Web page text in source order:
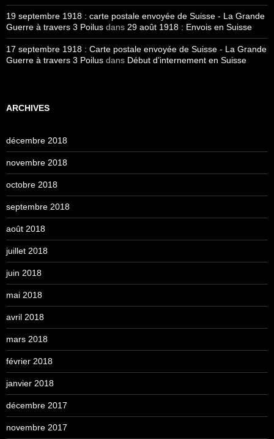
19 septembre 1918 : carte postale envoyée de Suisse - La Grande
Guerre à travers 3 Poilus dans 29 août 1918 : Envois en Suisse
17 septembre 1918 : Carte postale envoyée de Suisse - La Grande
Guerre à travers 3 Poilus dans Début d’internement en Suisse
ARCHIVES
décembre 2018
novembre 2018
octobre 2018
septembre 2018
août 2018
juillet 2018
juin 2018
mai 2018
avril 2018
mars 2018
février 2018
janvier 2018
décembre 2017
novembre 2017